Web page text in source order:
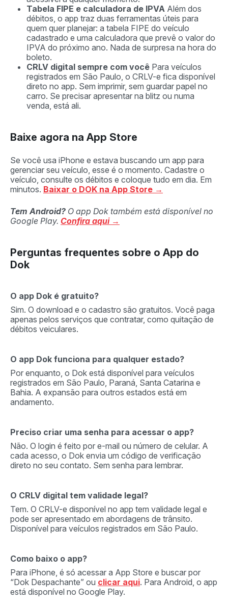
Tabela FIPE e calculadora de IPVA Além dos
débitos, o app traz duas ferramentas úteis para
quem quer planejar: a tabela FIPE do veículo
cadastrado e uma calculadora que prevê o valor do
IPVA do próximo ano. Nada de surpresa na hora do
boleto.
CRLV digital sempre com você Para veículos
registrados em São Paulo, o CRLV-e fica disponível
direto no app. Sem imprimir, sem guardar papel no
carro. Se precisar apresentar na blitz ou numa
venda, está ali.
Baixe agora na App Store
Se você usa iPhone e estava buscando um app para
gerenciar seu veículo, esse é o momento. Cadastre o
veículo, consulte os débitos e coloque tudo em dia. Em
minutos. Baixar o DOK na App Store →
Tem Android? O app Dok também está disponível no
Google Play. Confira aqui →
Perguntas frequentes sobre o App do
Dok
O app Dok é gratuito?
Sim. O download e o cadastro são gratuitos. Você paga
apenas pelos serviços que contratar, como quitação de
débitos veiculares.
O app Dok funciona para qualquer estado?
Por enquanto, o Dok está disponível para veículos
registrados em São Paulo, Paraná, Santa Catarina e
Bahia. A expansão para outros estados está em
andamento.
Preciso criar uma senha para acessar o app?
Não. O login é feito por e-mail ou número de celular. A
cada acesso, o Dok envia um código de verificação
direto no seu contato. Sem senha para lembrar.
O CRLV digital tem validade legal?
Tem. O CRLV-e disponível no app tem validade legal e
pode ser apresentado em abordagens de trânsito.
Disponível para veículos registrados em São Paulo.
Como baixo o app?
Para iPhone, é só acessar a App Store e buscar por
“Dok Despachante” ou clicar aqui. Para Android, o app
está disponível no Google Play.